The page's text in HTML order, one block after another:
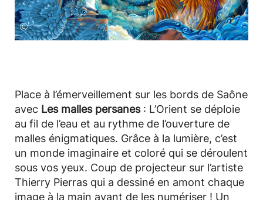
©
Place à l’émerveillement sur les bords de Saône
avec Les malles persanes : L’Orient se déploie
au fil de l’eau et au rythme de l’ouverture de
malles énigmatiques. Grâce à la lumière, c’est
un monde imaginaire et coloré qui se déroulent
sous vos yeux. Coup de projecteur sur l’artiste
Thierry Pierras qui a dessiné en amont chaque
image à la main avant de les numériser ! Un